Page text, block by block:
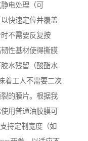
电处理（可
快速定位并覆盖
不需要反复按
性基材使得撕膜
水残留（酸酯水
着工人不需要二次
的膜片。根据我
用普通油胶膜可
持定制宽度（如